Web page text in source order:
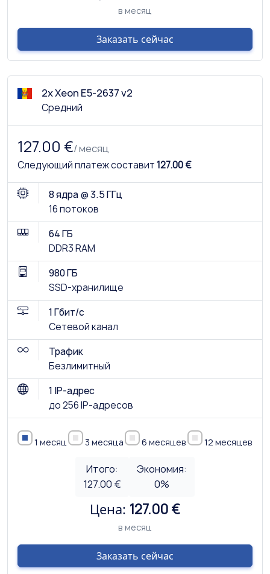
в месяц
Заказать сейчас
2x Xeon E5-2637 v2
Средний
127.00 €/ месяц
Следующий платеж составит127.00 €
8 ядра @ 3.5 ГГц
16 потоков
64 ГБ
DDR3 RAM
980 ГБ
SSD-хранилище
1 Гбит/с
Сетевой канал
Трафик
Безлимитный
1 IP-адрес
до 256 IP-адресов
1 месяц 3 месяца 6 месяцев 12 месяцев
Итого:
127.00 €
Экономия:
0%
Цена: 127.00 €
в месяц
Заказать сейчас